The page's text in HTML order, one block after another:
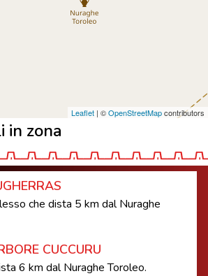
Leaflet | ©OpenStreetMapcontributors
in zona
che dista 5 km dal Nuraghe
CUCCURU
6 km dal Nuraghe Toroleo.